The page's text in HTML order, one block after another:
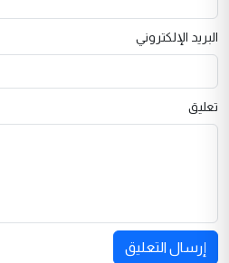
البريد الإلكتروني
تعليق
إرسال التعليق